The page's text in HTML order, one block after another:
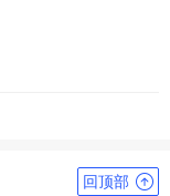
回顶部